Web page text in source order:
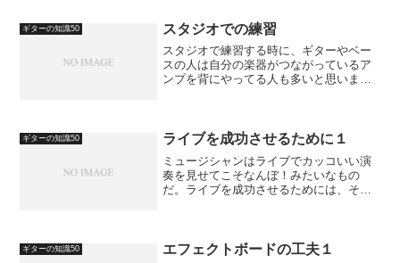
ギターの知識50 スタジオでの練習
スタジオで練習する時に、ギターやベー
スの人は自分の楽器がつながっているア
ンプを背にやってる人も多いと思いま
さい。当然自分の音が良く聞...
ギターの知識50 ライブを成功させるために１
ミュージシャンはライブでカッコいい演
奏を見せてこそなんぼ！みたいなもの
だ。ライブを成功させるためには、それ
ド練で個人練をしてはダメだ...
ギターの知識50 エフェクトボードの工夫１